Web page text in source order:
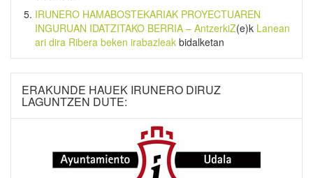
IRUNERO HAMABOSTEKARIAK PROYECTUAREN
INGURUAN IDATZITAKO BERRIA – AntzerkiZ(e)k Lanean
ari dira Ribera beken irabazleak bidalketan
ERAKUNDE HAUEK IRUNERO DIRUZ
LAGUNTZEN DUTE: